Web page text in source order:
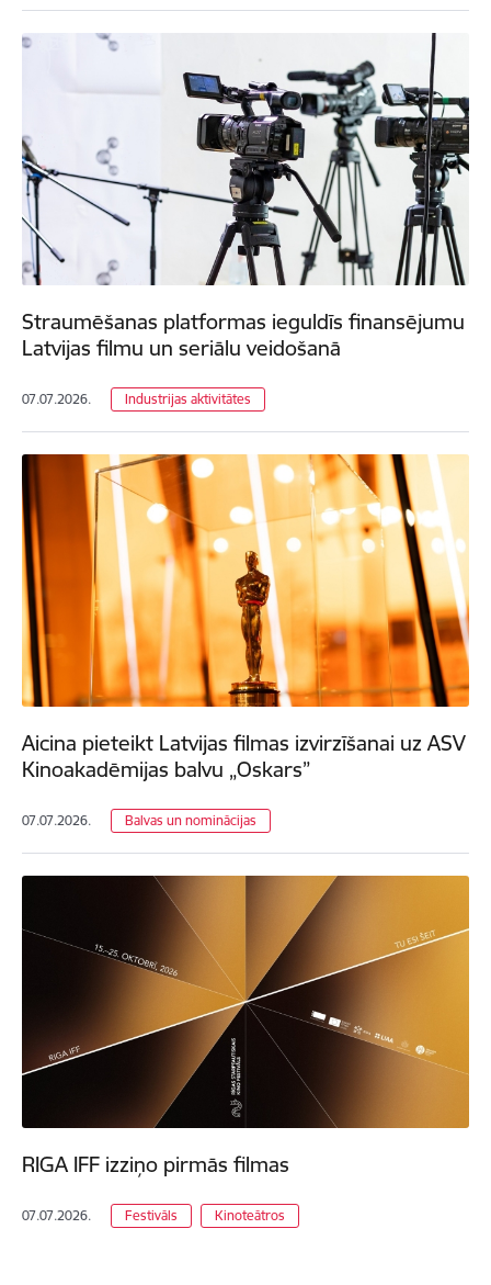
Straumēšanas platformas ieguldīs finansējumu
Latvijas filmu un seriālu veidošanā
07.07.2026. Industrijas aktivitātes
Aicina pieteikt Latvijas filmas izvirzīšanai uz ASV
Kinoakadēmijas balvu „Oskars”
07.07.2026. Balvas un nominācijas
RIGA IFF izziņo pirmās filmas
07.07.2026. Festivāls Kinoteātros